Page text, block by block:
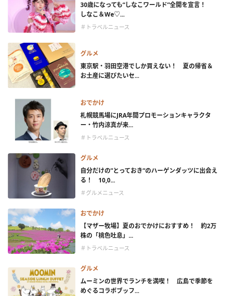
30歳になっても“しなこワールド”全開を宣言！
しなこ＆We♡...
＃トラベルニュース
グルメ
東京駅・羽田空港でしか買えない！ 夏の帰省＆
お土産に選びたいセ...
おでかけ
札幌競馬場にJRA年間プロモーションキャラクタ
ー・竹内涼真が来...
＃トラベルニュース
グルメ
自分だけの”とっておき”のハーゲンダッツに出会え
る！ 10,0...
＃グルメニュース
おでかけ
【マザー牧場】夏のおでかけにおすすめ！ 約2万
株の「桃色吐息」...
＃トラベルニュース
グルメ
ムーミンの世界でランチを満喫！ 広島で季節を
めぐるコラボブッフ...